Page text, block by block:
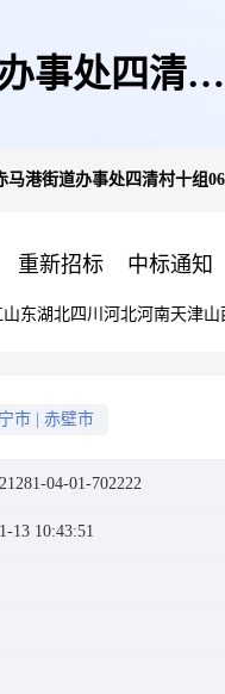
事处四清村
马港街道办事处四清村十组
重新招标 中标通知
山东湖北四川 河北河南天津山
市 赤壁市
04-01-702222
13 10:43:51